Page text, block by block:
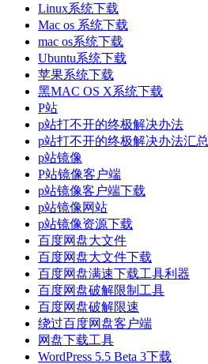
Linux系统下载
Mac os 系统下载
mac os系统下载
Ubuntu系统下载
苹果系统下载
黑MAC OS X系统下载
P站
p站打不开的终极解决办法
p站打不开的终极解决办法汇总
p站镜像
P站镜像客户端
p站镜像客户端下载
p站镜像网站
p站镜像资源下载
百度网盘大文件
百度网盘大文件下载
百度网盘满速下载工具利器
百度网盘破解限制工具
百度网盘破解限速
绕过百度网盘客户端
网盘下载工具
WordPress 5.5 Beta 3下载